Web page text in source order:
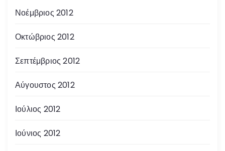
Νοέμβριος 2012
Οκτώβριος 2012
Σεπτέμβριος 2012
Αύγουστος 2012
Ιούλιος 2012
Ιούνιος 2012